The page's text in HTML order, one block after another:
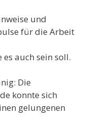
und
für die Arbeit
auch sein soll.
Die
konnte sich
gelungenen